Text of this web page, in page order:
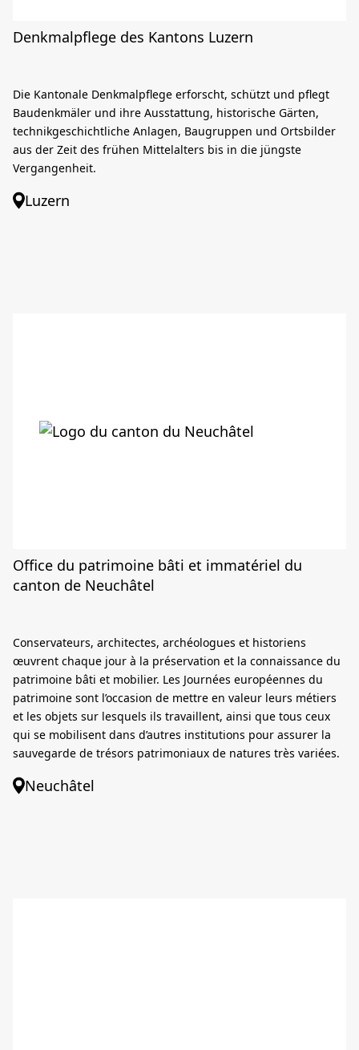
Denkmalpflege des Kantons Luzern
Die Kantonale Denkmalpflege erforscht, schützt und pflegt
Baudenkmäler und ihre Ausstattung, historische Gärten,
technikgeschichtliche Anlagen, Baugruppen und Ortsbilder
aus der Zeit des frühen Mittelalters bis in die jüngste
Vergangenheit.
Luzern
Office du patrimoine bâti et immatériel du
canton de Neuchâtel
Conservateurs, architectes, archéologues et historiens
œuvrent chaque jour à la préservation et la connaissance du
patrimoine bâti et mobilier. Les Journées européennes du
patrimoine sont l’occasion de mettre en valeur leurs métiers
et les objets sur lesquels ils travaillent, ainsi que tous ceux
qui se mobilisent dans d’autres institutions pour assurer la
sauvegarde de trésors patrimoniaux de natures très variées.
Neuchâtel